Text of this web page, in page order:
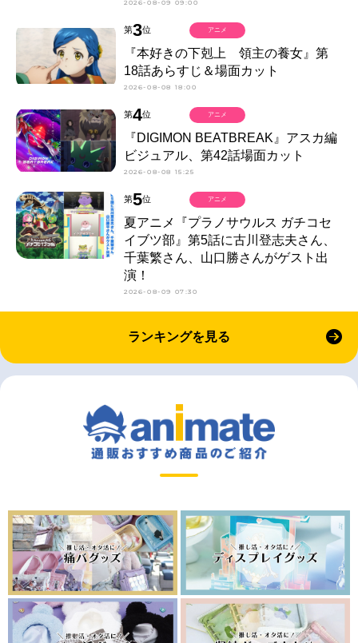
2026-08-09 09:00
第3位
『本好きの下剋上 領主の養女』第
18話あらすじ＆場面カット
2026-08-08 18:00
アニメ
第4位
『DIGIMON BEATBREAK』アスカ編
ビジュアル、第42話場面カット
2026-08-08 15:25
アニメ
第5位
夏アニメ『プラノサウルス ガチコセ
イブツ部』第5話に古川登志夫さん、
千葉繁さん、山口勝さんがゲスト出
演！
2026-08-09 07:30
アニメ
ランキングを見る